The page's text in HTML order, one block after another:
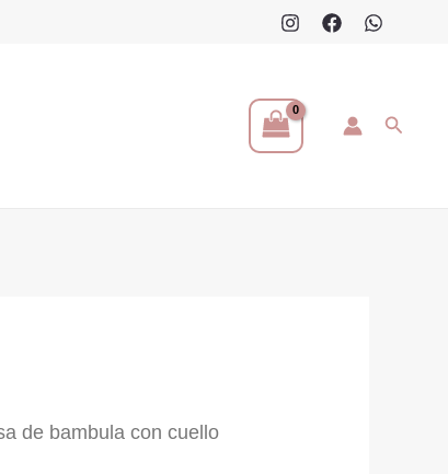
Buscar
de bambula con cuello